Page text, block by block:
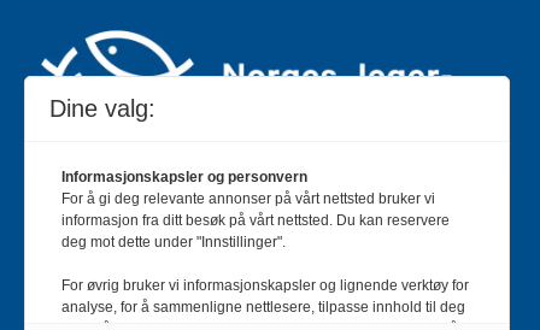
Jakt & Fiske er landets største og eldste magasin for
jakt- og fiskeinteresserte med 195 000 månedlige
Bladet er en månedlig publikasjon og utgis av Norges
Jeger- og Fiskerforbund.
Meld deg inn her
Dine valg:
Informasjonskapsler og personvern
For å gi deg relevante annonser på vårt nettsted bruker vi
informasjon fra ditt besøk på vårt nettsted. Du kan reservere
deg mot dette under "Innstillinger".
For øvrig bruker vi informasjonskapsler og lignende verktøy for
analyse, for å sammenligne nettlesere, tilpasse innhold til deg